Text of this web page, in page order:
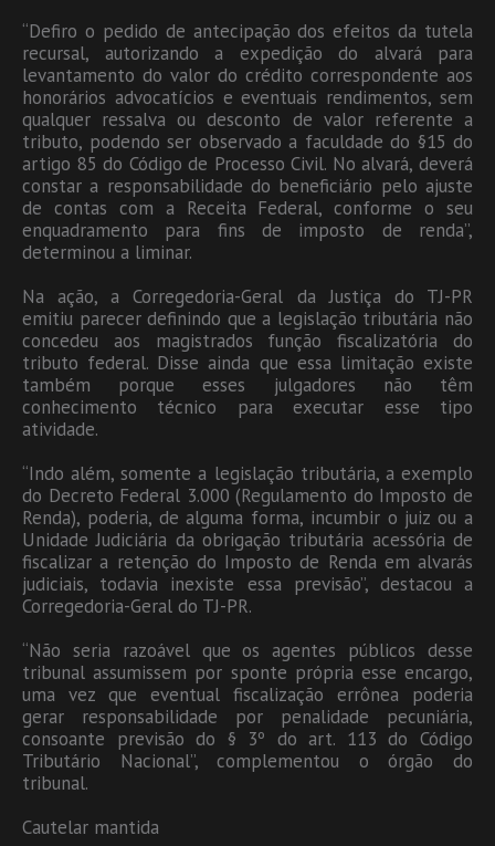
“Defiro o pedido de antecipação dos efeitos da tutela
recursal, autorizando a expedição do alvará para
levantamento do valor do crédito correspondente aos
honorários advocatícios e eventuais rendimentos, sem
qualquer ressalva ou desconto de valor referente a
tributo, podendo ser observado a faculdade do §15 do
artigo 85 do Código de Processo Civil. No alvará, deverá
constar a responsabilidade do beneficiário pelo ajuste
de contas com a Receita Federal, conforme o seu
enquadramento para fins de imposto de renda”,
determinou a liminar.
Na ação, a Corregedoria-Geral da Justiça do TJ-PR
emitiu parecer definindo que a legislação tributária não
concedeu aos magistrados função fiscalizatória do
tributo federal. Disse ainda que essa limitação existe
também porque esses julgadores não têm
conhecimento técnico para executar esse tipo
atividade.
“Indo além, somente a legislação tributária, a exemplo
do Decreto Federal 3.000 (Regulamento do Imposto de
Renda), poderia, de alguma forma, incumbir o juiz ou a
Unidade Judiciária da obrigação tributária acessória de
fiscalizar a retenção do Imposto de Renda em alvarás
judiciais, todavia inexiste essa previsão”, destacou a
Corregedoria-Geral do TJ-PR.
“Não seria razoável que os agentes públicos desse
tribunal assumissem por sponte própria esse encargo,
uma vez que eventual fiscalização errônea poderia
gerar responsabilidade por penalidade pecuniária,
consoante previsão do § 3º do art. 113 do Código
Tributário Nacional”, complementou o órgão do
tribunal.
Cautelar mantida